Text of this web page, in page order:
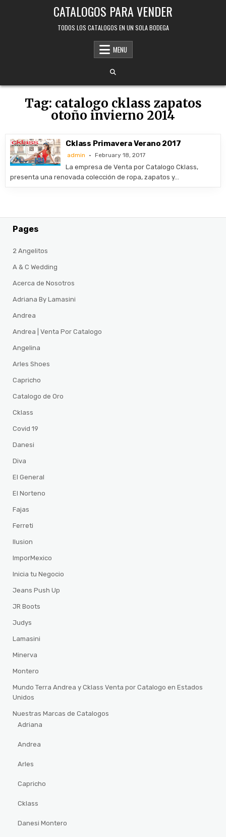
CATALOGOS PARA VENDER
TODOS LOS CATALOGOS EN UN SOLA BODEGA
MENU
Tag: catalogo cklass zapatos
otoño invierno 2014
Cklass Primavera Verano 2017
admin February 18, 2017
La empresa de Venta por Catalogo Cklass,
presenta una renovada colección de ropa, zapatos y…
Pages
2 Angelitos
A & C Wedding
Acerca de Nosotros
Adriana By Lamasini
Andrea
Andrea | Venta Por Catalogo
Angelina
Arles Shoes
Capricho
Catalogo de Oro
Cklass
Covid 19
Danesi
Diva
El General
El Norteno
Fajas
Ferreti
Ilusion
ImporMexico
Inicia tu Negocio
Jeans Push Up
JR Boots
Judys
Lamasini
Minerva
Montero
Mundo Terra Andrea y Cklass Venta por Catalogo en Estados
Unidos
Nuestras Marcas de Catalogos
Adriana
Andrea
Arles
Capricho
Cklass
Danesi Montero